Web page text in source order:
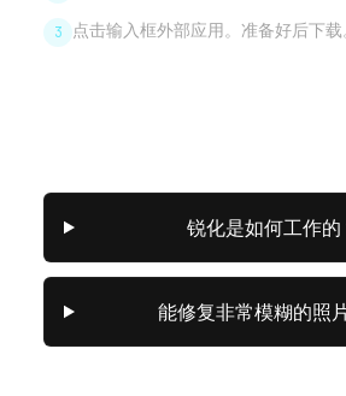
3 点击输入框外部应用。准备好后下载
锐化是如何工作的
能修复非常模糊的照